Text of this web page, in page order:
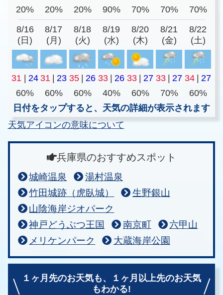
20%
20% 20% 90% 70% 70% 70%
8/16
(日)
8/17
(月)
8/18
(火)
8/19
(水)
8/20
(木)
8/21
(金)
8/22
(土)
31 24 31 23 35 26 33 26 33 27 33 27 34
27
60%
60% 60% 40% 60% 70%
60%
日付をタップすると、天気の詳細が表示されます
天気アイコンの意味について
兵庫県のおすすめスポット
城崎温泉
湯村温泉
竹田城跡（虎臥城）
生野銀山
山陰海岸ジオパーク
神戸どうぶつ王国
南京町
六甲山
メリケンパーク
大蔵海岸公園
１ヶ月先のお天気も、
１ヶ月以上先のお天気
もわかる!